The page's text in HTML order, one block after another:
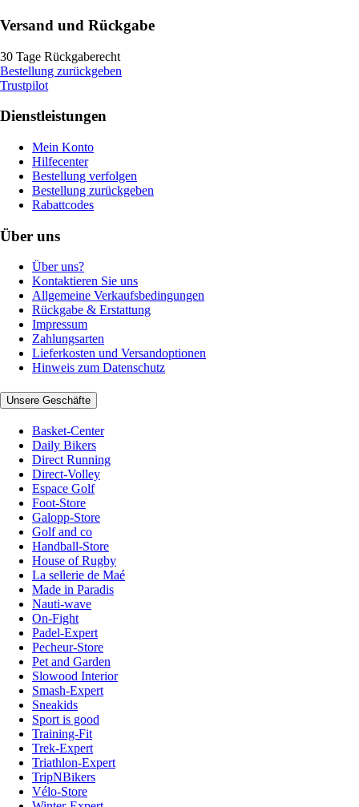
Versand und Rückgabe
30 Tage Rückgaberecht
Bestellung zurückgeben
Trustpilot
Dienstleistungen
Mein Konto
Hilfecenter
Bestellung verfolgen
Bestellung zurückgeben
Rabattcodes
Über uns
Über uns?
Kontaktieren Sie uns
Allgemeine Verkaufsbedingungen
Rückgabe & Erstattung
Impressum
Zahlungsarten
Lieferkosten und Versandoptionen
Hinweis zum Datenschutz
Unsere Geschäfte
Basket-Center
Daily Bikers
Direct Running
Direct-Volley
Espace Golf
Foot-Store
Galopp-Store
Golf and co
Handball-Store
House of Rugby
La sellerie de Maé
Made in Paradis
Nauti-wave
On-Fight
Padel-Expert
Pecheur-Store
Pet and Garden
Slowood Interior
Smash-Expert
Sneakids
Sport is good
Training-Fit
Trek-Expert
Triathlon-Expert
TripNBikers
Vélo-Store